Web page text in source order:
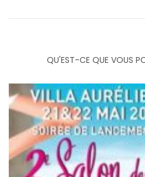
QU'EST-CE QUE VOUS